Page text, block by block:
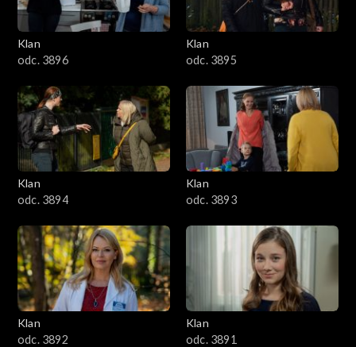
3801–3900
3701–3800
3601–3700
3501–3600
3401–3500
3201–3300
3101–3200
3001–3100
Klan
odc. 3896
Klan
odc. 3895
Klan
odc. 3894
Klan
odc. 3893
Klan
odc. 3892
Klan
odc. 3891